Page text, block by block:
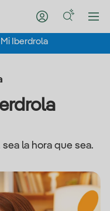
Iberdrola
la hora que sea.